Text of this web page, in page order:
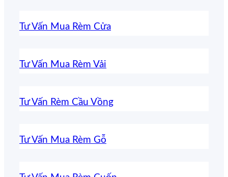
Tư Vấn Mua Rèm Cửa
Tư Vấn Mua Rèm Vải
Tư Vấn Rèm Cầu Vồng
Tư Vấn Mua Rèm Gỗ